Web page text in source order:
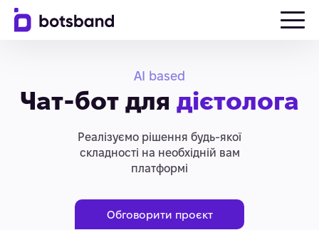
AI based
Чат-бот для дієтолога
Реалізуємо рішення будь-якої
складності на необхідній вам
платформі
Обговорити проєкт